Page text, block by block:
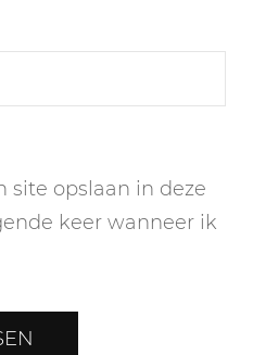
site opslaan in deze
keer wanneer ik